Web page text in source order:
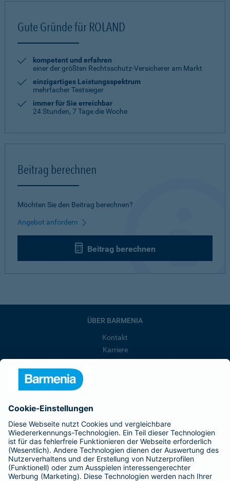
Gute Gründe für ROLAND
kompetent und erfahren
einer der größten Rechtsschutz-Versicherer am Markt
einzigartiges Leistungsspektrum
mehrfacher Testsieger
immer für Sie erreichbar
24 Stunden, 7 Tage die Woche
Beitrag berechnen
Möchten Sie den Beitrag berechnen?
Angebot anfordern
Beitrag berechnen
ÜBER BARMENIA
Kontakt
Karriere
Barmenia ist Teil der BarmeniaGothaer
BELIEBTE SEITEN
Kranken-Zusatzversicherung
Tierversicherungen
Haftpflichtversicherung